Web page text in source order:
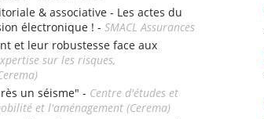
& associative - Les actes du
électronique ! - SMACL Assurances
et leur robustesse face aux
sur les risques,
un séisme" - Centre d'études et
et l'aménagement (Cerema)